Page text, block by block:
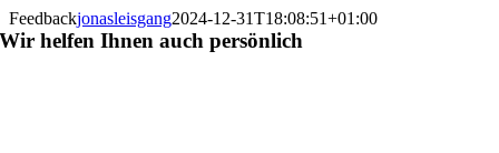
Feedbackjonasleisgang2024-12-31T18:08:51+01:00
Wir helfen Ihnen auch persönlich